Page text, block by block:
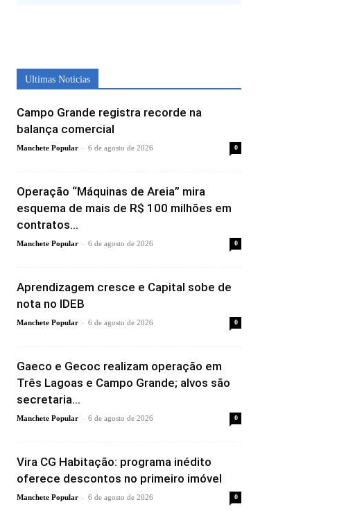
Ultimas Noticias
Campo Grande registra recorde na
balança comercial
Manchete Popular - 6 de agosto de 2026 0
Operação “Máquinas de Areia” mira
esquema de mais de R$ 100 milhões em
contratos...
Manchete Popular - 6 de agosto de 2026 0
Aprendizagem cresce e Capital sobe de
nota no IDEB
Manchete Popular - 6 de agosto de 2026 0
Gaeco e Gecoc realizam operação em
Três Lagoas e Campo Grande; alvos são
secretaria...
Manchete Popular - 6 de agosto de 2026 0
Vira CG Habitação: programa inédito
oferece descontos no primeiro imóvel
Manchete Popular - 6 de agosto de 2026 0